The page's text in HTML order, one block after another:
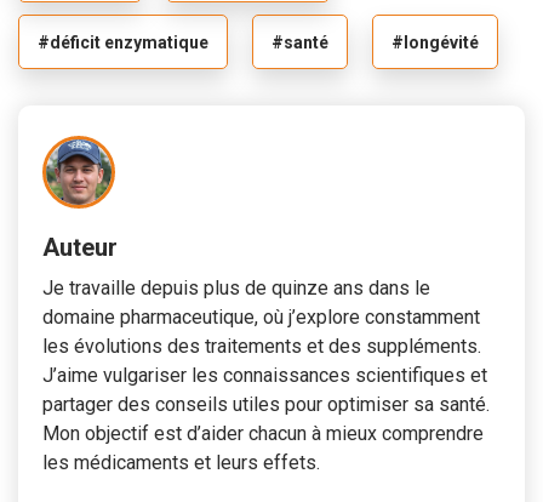
#déficit enzymatique #santé #longévité
Auteur
Je travaille depuis plus de quinze ans dans le
domaine pharmaceutique, où j’explore constamment
les évolutions des traitements et des suppléments.
J’aime vulgariser les connaissances scientifiques et
partager des conseils utiles pour optimiser sa santé.
Mon objectif est d’aider chacun à mieux comprendre
les médicaments et leurs effets.